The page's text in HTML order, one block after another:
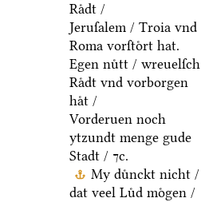
Raͤdt /
Jeruſalem / Troia vnd
Roma vorſtoͤrt hat.
Egen nuͤtt / wreuelſch
Raͤdt vnd vorborgen
haͤt /
Vorderuen noch
ytzundt menge gude
Stadt / ⁊c.
My duͤnckt nicht /
dat veel Luͤd moͤgen /